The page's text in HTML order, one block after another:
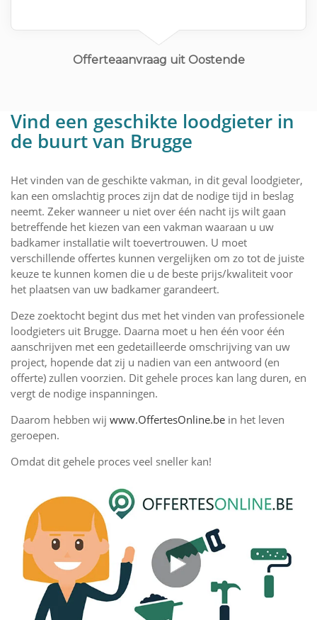
Offerteaanvraag uit Oostende
Vind een geschikte loodgieter in
de buurt van Brugge
Het vinden van de geschikte vakman, in dit geval loodgieter,
kan een omslachtig proces zijn dat de nodige tijd in beslag
neemt. Zeker wanneer u niet over één nacht ijs wilt gaan
betreffende het kiezen van een vakman waaraan u uw
badkamer installatie wilt toevertrouwen. U moet
verschillende offertes kunnen vergelijken om zo tot de juiste
keuze te kunnen komen die u de beste prijs/kwaliteit voor
het plaatsen van uw badkamer garandeert.
Deze zoektocht begint dus met het vinden van professionele
loodgieters uit Brugge. Daarna moet u hen één voor één
aanschrijven met een gedetailleerde omschrijving van uw
project, hopende dat zij u nadien van een antwoord (en
offerte) zullen voorzien. Dit gehele proces kan lang duren, en
vergt de nodige inspanningen.
Daarom hebben wij www.OffertesOnline.be in het leven
geroepen.
Omdat dit gehele proces veel sneller kan!